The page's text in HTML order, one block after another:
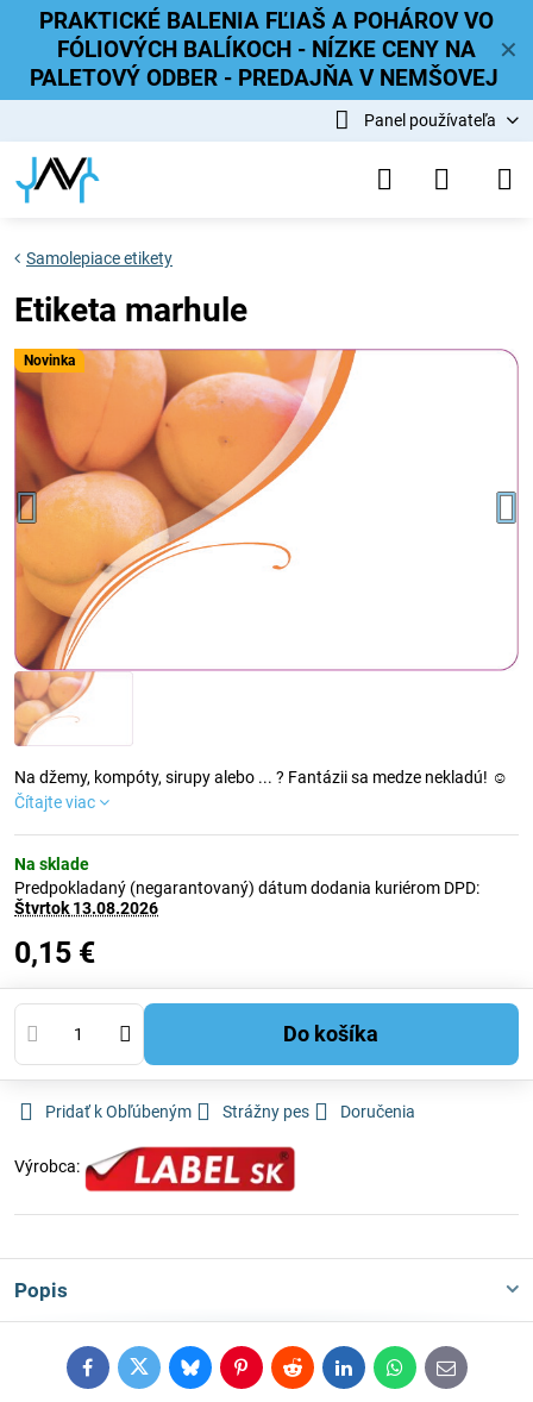
✕
PRAKTICKÉ BALENIA FĽIAŠ A POHÁROV VO
FÓLIOVÝCH BALÍKOCH - NÍZKE CENY NA
PALETOVÝ ODBER - PREDAJŇA V NEMŠOVEJ
Panel používateľa
Novinka
Samolepiace etikety
Etiketa marhule
Na džemy, kompóty, sirupy alebo ... ? Fantázii sa medze nekladú! ☺
Čítajte viac
Na sklade
Predpokladaný (negarantovaný) dátum dodania kuriérom DPD:
Štvrtok13.08.2026
0,15 €
Do košíka
Pridať k Obľúbeným Strážny pes Doručenia
Výrobca:
Popis
FacebookTwitterBlueskyPinterestRedditLinkedInWhatsApp
E-
mail